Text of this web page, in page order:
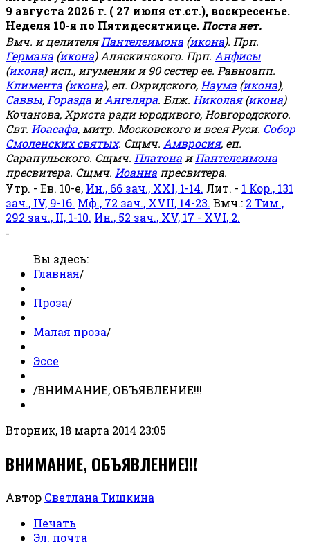
9 августа 2026 г. ( 27 июля ст.ст.), воскресенье.
Неделя 10-я по Пятидесятнице. Поста нет.
Вмч. и целителяПантелеимона (икона). Прп.
Германа (икона) Аляскинского. Прп. Анфисы
(икона) исп., игумении и 90 сестер ее. Равноапп.
Климента (икона), еп. Охридского, Наума (икона),
Саввы, Горазда иАнгеляра. Блж. Николая(икона)
Кочанова, Христа ради юродивого, Новгородского.
Свт. Иоасафа, митр. Московского и всея Руси. Собор
Смоленских святых. Сщмч. Амвросия, еп.
Сарапульского. Сщмч. Платона иПантелеимона
пресвитера. Сщмч. Иоанна пресвитера.
Утр. - Ев. 10-е, Ин., 66 зач., XXI, 1-14. Лит. - 1 Кор., 131
зач., IV, 9-16. Мф., 72 зач., XVII, 14-23. Вмч.: 2 Тим.,
292 зач., II, 1-10. Ин., 52 зач., XV, 17 - XVI, 2.
-
Вы здесь:
Главная/
Проза/
Малая проза/
Эссе
/ВНИМАНИЕ, ОБЪЯВЛЕНИЕ!!!
Вторник, 18 марта 2014 23:05
ВНИМАНИЕ, ОБЪЯВЛЕНИЕ!!!
Автор Светлана Тишкина
Печать
Эл. почта